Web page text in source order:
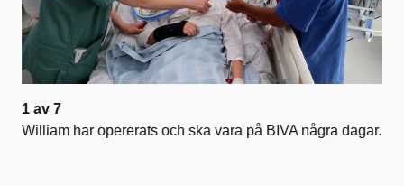
1 av 7
William har opererats och ska vara på BIVA några dagar.